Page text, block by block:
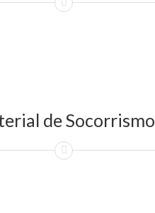
de Socorrismo